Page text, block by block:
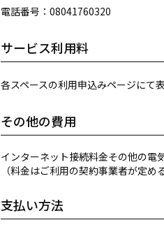
電話番号：08041760320
サービス利用料
各スペースの利用申込みページにて
その他の費用
インターネット接続料金その他の電
（料金はご利用の契約事業者が定め
支払い方法